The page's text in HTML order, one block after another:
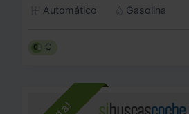
Automático
Gasolina
C